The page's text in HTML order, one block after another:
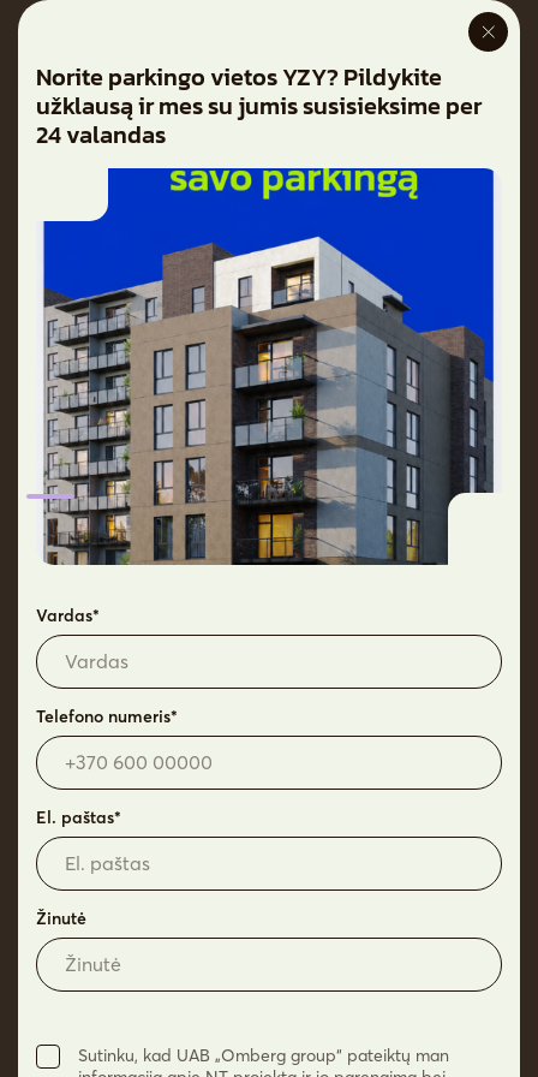
Parkingas
Apie projektą
Galerija
Naujienos
Atvirų durų dienos
Kontaktai
+370 682 11050
© 2026 Omberg. Visos teisės saugomos.
Privatumo politika
Norite parkingo vietos YZY? Pildykite
užklausą ir mes su jumis susisieksime per
24 valandas
Vardas*
Telefono numeris*
El. paštas*
Žinutė
Sutinku, kad UAB „Omberg group“ pateiktų man